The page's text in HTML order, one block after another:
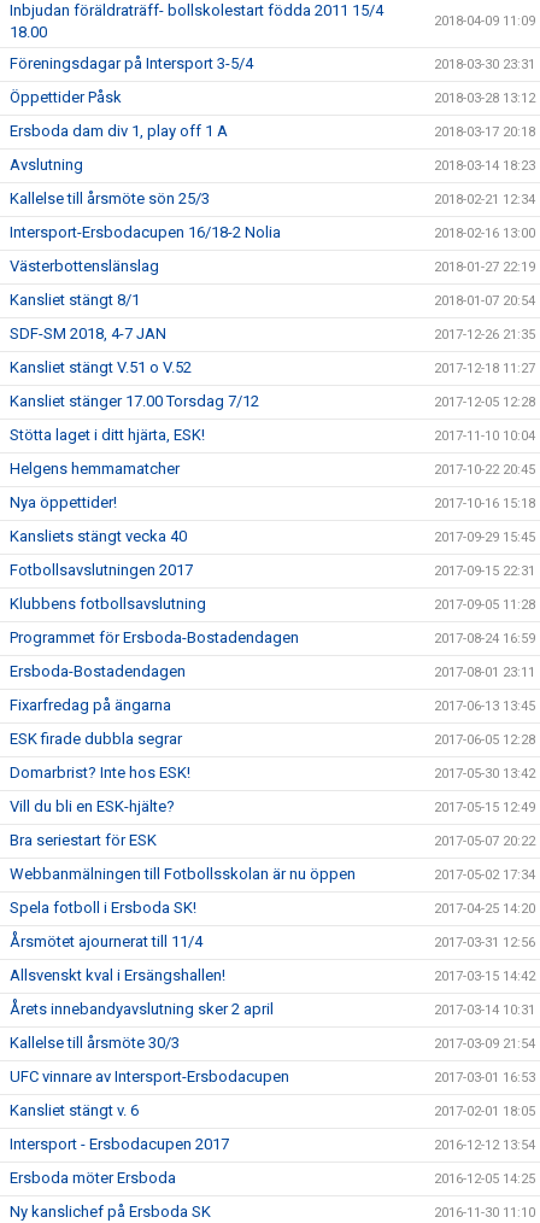
Inbjudan föräldraträff- bollskolestart födda 2011 15/4
18.00
2018-04-09 11:09
Föreningsdagar på Intersport 3-5/4 2018-03-30 23:31
Öppettider Påsk 2018-03-28 13:12
Ersboda dam div 1, play off 1 A 2018-03-17 20:18
Avslutning 2018-03-14 18:23
Kallelse till årsmöte sön 25/3 2018-02-21 12:34
Intersport-Ersbodacupen 16/18-2 Nolia 2018-02-16 13:00
Västerbottenslänslag 2018-01-27 22:19
Kansliet stängt 8/1 2018-01-07 20:54
SDF-SM 2018, 4-7 JAN 2017-12-26 21:35
Kansliet stängt V.51 o V.52 2017-12-18 11:27
Kansliet stänger 17.00 Torsdag 7/12 2017-12-05 12:28
Stötta laget i ditt hjärta, ESK! 2017-11-10 10:04
Helgens hemmamatcher 2017-10-22 20:45
Nya öppettider! 2017-10-16 15:18
Kansliets stängt vecka 40 2017-09-29 15:45
Fotbollsavslutningen 2017 2017-09-15 22:31
Klubbens fotbollsavslutning 2017-09-05 11:28
Programmet för Ersboda-Bostadendagen 2017-08-24 16:59
Ersboda-Bostadendagen 2017-08-01 23:11
Fixarfredag på ängarna 2017-06-13 13:45
ESK firade dubbla segrar 2017-06-05 12:28
Domarbrist? Inte hos ESK! 2017-05-30 13:42
Vill du bli en ESK-hjälte? 2017-05-15 12:49
Bra seriestart för ESK 2017-05-07 20:22
Webbanmälningen till Fotbollsskolan är nu öppen 2017-05-02 17:34
Spela fotboll i Ersboda SK! 2017-04-25 14:20
Årsmötet ajournerat till 11/4 2017-03-31 12:56
Allsvenskt kval i Ersängshallen! 2017-03-15 14:42
Årets innebandyavslutning sker 2 april 2017-03-14 10:31
Kallelse till årsmöte 30/3 2017-03-09 21:54
UFC vinnare av Intersport-Ersbodacupen 2017-03-01 16:53
Kansliet stängt v. 6 2017-02-01 18:05
Intersport - Ersbodacupen 2017 2016-12-12 13:54
Ersboda möter Ersboda 2016-12-05 14:25
Ny kanslichef på Ersboda SK 2016-11-30 11:10